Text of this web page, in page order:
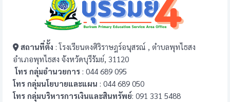
สถานที่ตั้ง : โรงเรียนตงศิริราษฎร์อนุสรณ์ , ตำบลพุทไธสง
อำเภอพุทไธสง จังหวัดบุรีรัมย์, 31120
โทร กลุ่มอำนวยการ : 044 689 095
โทร กลุ่มนโยบายและแผน : 044 689 050
โทร กลุ่มบริหารการเงินและสินทรัพย์: 091 331 5488